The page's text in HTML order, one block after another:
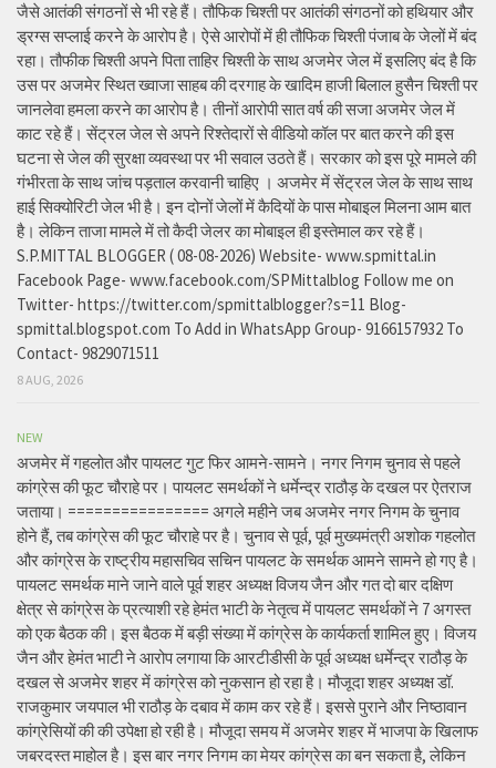
जैसे आतंकी संगठनों से भी रहे हैं। तौफिक चिश्ती पर आतंकी संगठनों को हथियार और
ड्रग्स सप्लाई करने के आरोप है। ऐसे आरोपों में ही तौफिक चिश्ती पंजाब के जेलों में बंद
रहा। तौफीक चिश्ती अपने पिता ताहिर चिश्ती के साथ अजमेर जेल में इसलिए बंद है कि
उस पर अजमेर स्थित ख्वाजा साहब की दरगाह के खादिम हाजी बिलाल हुसैन चिश्ती पर
जानलेवा हमला करने का आरोप है। तीनों आरोपी सात वर्ष की सजा अजमेर जेल में
काट रहे हैं। सेंट्रल जेल से अपने रिश्तेदारों से वीडियो कॉल पर बात करने की इस
घटना से जेल की सुरक्षा व्यवस्था पर भी सवाल उठते हैं। सरकार को इस पूरे मामले की
गंभीरता के साथ जांच पड़ताल करवानी चाहिए । अजमेर में सेंट्रल जेल के साथ साथ
हाई सिक्योरिटी जेल भी है। इन दोनों जेलों में कैदियों के पास मोबाइल मिलना आम बात
है। लेकिन ताजा मामले में तो कैदी जेलर का मोबाइल ही इस्तेमाल कर रहे हैं।
S.P.MITTAL BLOGGER ( 08-08-2026) Website- www.spmittal.in
Facebook Page- www.facebook.com/SPMittalblog Follow me on
Twitter- https://twitter.com/spmittalblogger?s=11 Blog-
spmittal.blogspot.com To Add in WhatsApp Group- 9166157932 To
Contact- 9829071511
8 AUG, 2026
NEW
अजमेर में गहलोत और पायलट गुट फिर आमने-सामने। नगर निगम चुनाव से पहले
कांग्रेस की फूट चौराहे पर। पायलट समर्थकों ने धर्मेन्द्र राठौड़ के दखल पर ऐतराज
जताया। ================ अगले महीने जब अजमेर नगर निगम के चुनाव
होने हैं, तब कांग्रेस की फूट चौराहे पर है। चुनाव से पूर्व, पूर्व मुख्यमंत्री अशोक गहलोत
और कांग्रेस के राष्ट्रीय महासचिव सचिन पायलट के समर्थक आमने सामने हो गए है।
पायलट समर्थक माने जाने वाले पूर्व शहर अध्यक्ष विजय जैन और गत दो बार दक्षिण
क्षेत्र से कांग्रेस के प्रत्याशी रहे हेमंत भाटी के नेतृत्व में पायलट समर्थकों ने 7 अगस्त
को एक बैठक की। इस बैठक में बड़ी संख्या में कांग्रेस के कार्यकर्ता शामिल हुए। विजय
जैन और हेमंत भाटी ने आरोप लगाया कि आरटीडीसी के पूर्व अध्यक्ष धर्मेन्द्र राठौड़ के
दखल से अजमेर शहर में कांग्रेस को नुकसान हो रहा है। मौजूदा शहर अध्यक्ष डॉ.
राजकुमार जयपाल भी राठौड़ के दबाव में काम कर रहे हैं। इससे पुराने और निष्ठावान
कांग्रेसियों की की उपेक्षा हो रही है। मौजूदा समय में अजमेर शहर में भाजपा के खिलाफ
जबरदस्त माहोल है। इस बार नगर निगम का मेयर कांग्रेस का बन सकता है, लेकिन